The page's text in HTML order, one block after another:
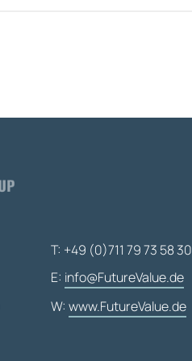
T: +49 (0)711 79 73 58 30
E: info@FutureValue.de
W: www.FutureValue.de